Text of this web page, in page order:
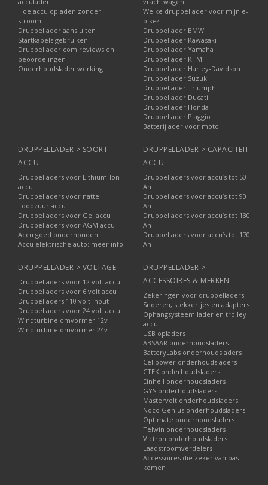
Hoe accu opladen zonder
stroom
Druppellader aansluiten
Startkabels gebruiken
Druppellader.com reviews en
beoordelingen
Onderhoudslader werking
Welke druppellader voor mijn e-
bike?
Druppellader BMW
Druppellader Kawasaki
Druppellader Yamaha
Druppellader KTM
Druppellader Harley-Davidson
Druppellader Suzuki
Druppellader Triumph
Druppellader Ducati
Druppellader Honda
Druppellader Piaggio
Batterijlader voor moto
DRUPPELLADER > SOORT
ACCU
Druppelladers voor Lithium-Ion
accu
Druppelladers voor natte
Loodzuur accu
Druppelladers voor Gel accu
Druppelladers voor AGM accu
Accu goed onderhouden
Accu elektrische auto: meer info
DRUPPELLADER > CAPACITEIT
ACCU
Druppelladers voor accu’s tot 50
Ah
Druppelladers voor accu’s tot 90
Ah
Druppelladers voor accu’s tot 130
Ah
Druppelladers voor accu’s tot 170
Ah
DRUPPELLADER > VOLTAGE
Druppelladers voor 12 volt accu
Druppelladers voor 6 volt accu
Druppelladers 110 volt input
Druppelladers voor 24 volt accu
Windturbine omvormer 12v
Windturbine omvormer 24v
DRUPPELLADER >
ACCESSOIRES & MERKEN
Zekeringen voor druppelladers
Snoeren, stekkertjes en adapters
Ophangsysteem lader en trolley
accu
USB opladers
ABSAAR onderhoudsladers
BatteryLabs onderhoudsladers
Cellpower onderhoudsladers
CTEK onderhoudsladers
Einhell onderhoudsladers
GYS onderhoudsladers
Mastervolt onderhoudsladers
Noco Genius onderhoudsladers
Optimate onderhoudsladers
Telwin onderhoudsladers
Victron onderhoudsladers
Laadstroomverdelers
Accessoires die zeker van pas
komen